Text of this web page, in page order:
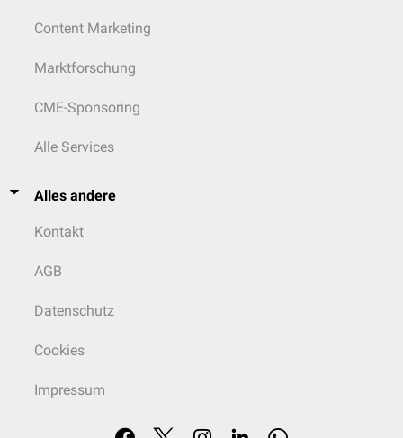
Content Marketing
Marktforschung
CME-Sponsoring
Alle Services
Alles andere
Kontakt
AGB
Datenschutz
Cookies
Impressum